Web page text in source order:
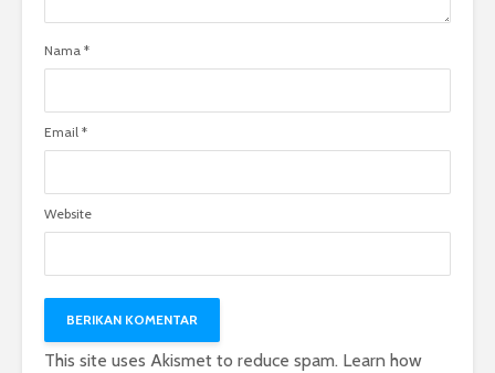
Nama *
Email *
Website
This site uses Akismet to reduce spam. Learn how